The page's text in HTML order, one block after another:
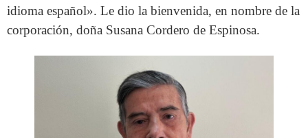
idioma español». Le dio la bienvenida, en nombre de la
corporación, doña Susana Cordero de Espinosa.